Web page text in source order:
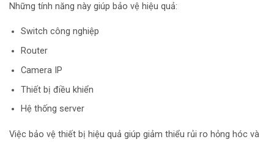
Những tính năng này giúp bảo vệ hiệu quả:
Switch công nghiệp
Router
Camera IP
Thiết bị điều khiển
Hệ thống server
Việc bảo vệ thiết bị hiệu quả giúp giảm thiểu rủi ro hỏng hóc và